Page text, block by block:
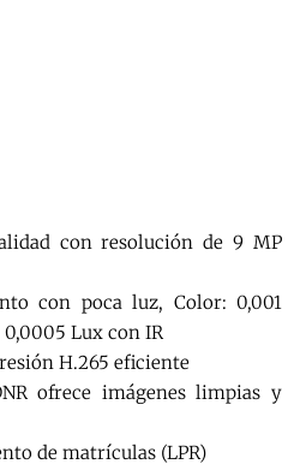
con resolución de 9 MP
con poca luz, Color: 0,001
0,0005 Lux con IR
H.265 eficiente
ofrece imágenes limpias y
de matrículas (LPR)